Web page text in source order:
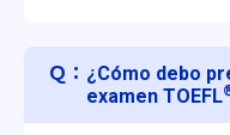
Ｑ： ¿Cómo debo
examen TOEFL